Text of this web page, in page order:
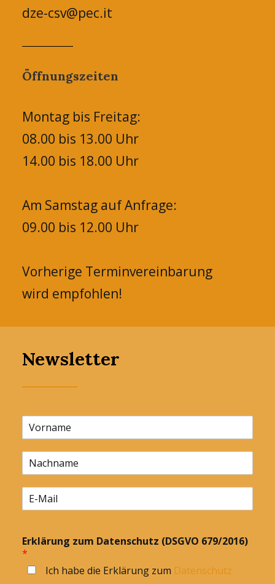
dze-csv@pec.it
Öffnungszeiten
Montag bis Freitag:
08.00 bis 13.00 Uhr
14.00 bis 18.00 Uhr
Am Samstag auf Anfrage:
09.00 bis 12.00 Uhr
Vorherige Terminvereinbarung
wird empfohlen!
Newsletter
Erklärung zum Datenschutz (DSGVO 679/2016)
*
Ich habe die Erklärung zum Datenschutz